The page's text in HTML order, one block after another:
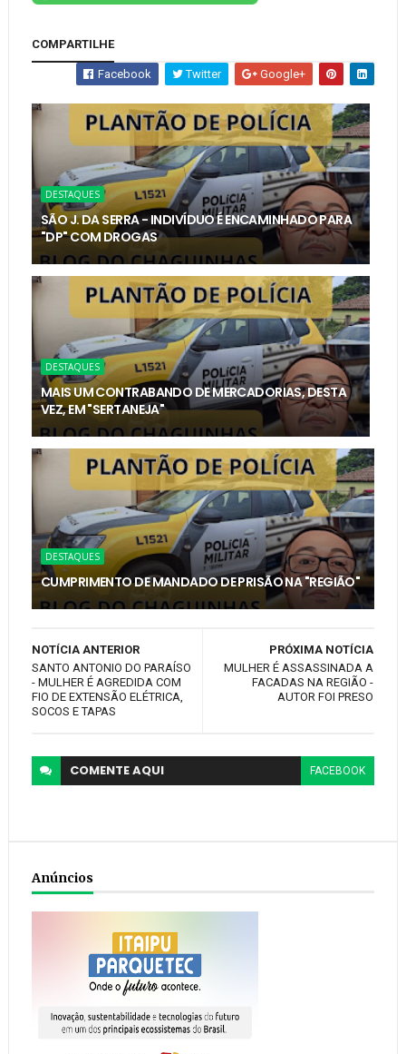
COMPARTILHE
Facebook Twitter Google+
DESTAQUES
SÃO J. DA SERRA - INDIVÍDUO É ENCAMINHADO PARA
"DP" COM DROGAS
DESTAQUES
MAIS UM CONTRABANDO DE MERCADORIAS, DESTA
VEZ, EM "SERTANEJA"
DESTAQUES
CUMPRIMENTO DE MANDADO DE PRISÃO NA "REGIÃO"
PRÓXIMA NOTÍCIA
MULHER É ASSASSINADA A
FACADAS NA REGIÃO -
AUTOR FOI PRESO
NOTÍCIA ANTERIOR
SANTO ANTONIO DO PARAÍSO
- MULHER É AGREDIDA COM
FIO DE EXTENSÃO ELÉTRICA,
SOCOS E TAPAS
COMENTEAQUI FACEBOOK
Anúncios